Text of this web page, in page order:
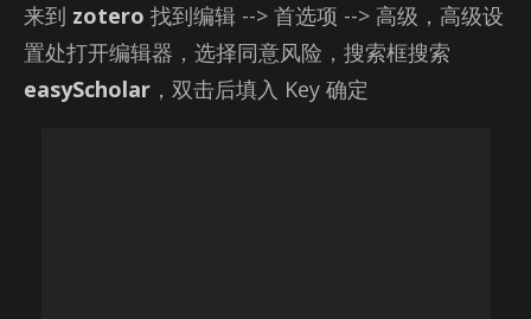
来到 zotero 找到编辑 --> 首选项 --> 高级，高级设
置处打开编辑器，选择同意风险，搜索框搜索
easyScholar ，双击后填入 Key 确定